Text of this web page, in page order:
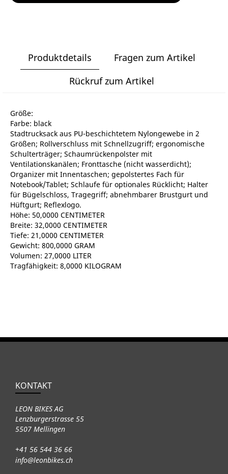
Produktdetails
Fragen zum Artikel
Rückruf zum Artikel
Größe:
Farbe: black
Stadtrucksack aus PU-beschichtetem Nylongewebe in 2
Größen; Rollverschluss mit Schnellzugriff; ergonomische
Schulterträger; Schaumrückenpolster mit
Ventilationskanälen; Fronttasche (nicht wasserdicht);
Organizer mit Innentaschen; gepolstertes Fach für
Notebook/Tablet; Schlaufe für optionales Rücklicht; Halter
für Bügelschloss, Tragegriff; abnehmbarer Brustgurt und
Hüftgurt; Reflexlogo.
Höhe: 50,0000 CENTIMETER
Breite: 32,0000 CENTIMETER
Tiefe: 21,0000 CENTIMETER
Gewicht: 800,0000 GRAM
Volumen: 27,0000 LITER
Tragfähigkeit: 8,0000 KILOGRAM
KONTAKT
LEON BIKES AG
Lenzburgerstrasse 55
5507 Mellingen
+41 56 544 36 66
info@leonbikes.ch